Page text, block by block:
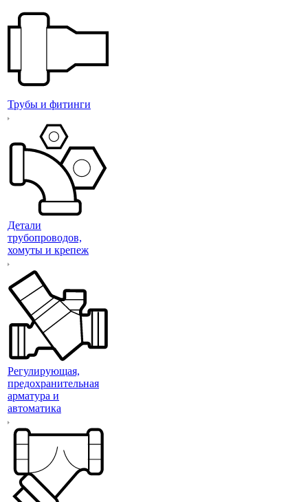
Трубы и фитинги
Детали
трубопроводов,
хомуты и крепеж
Регулирующая,
предохранительная
арматура и
автоматика